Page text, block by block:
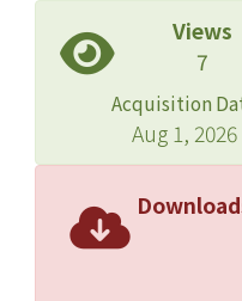
Views
7
Acquisition
Aug 1, 2026